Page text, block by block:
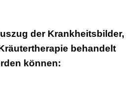
der Krankheitsbilder,
behandelt
können: